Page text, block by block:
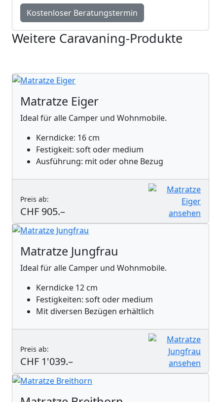
Kostenloser Beratungstermin
Weitere Caravaning-Produkte
Matratze Eiger
Ideal für alle Camper und Wohnmobile.
Kerndicke: 16 cm
Festigkeit: soft oder medium
Ausführung: mit oder ohne Bezug
Preis ab:
CHF 905.–
Matratze Jungfrau
Ideal für alle Camper und Wohnmobile.
Kerndicke 12 cm
Festigkeiten: soft oder medium
Mit diversen Bezügen erhältlich
Preis ab:
CHF 1'039.–